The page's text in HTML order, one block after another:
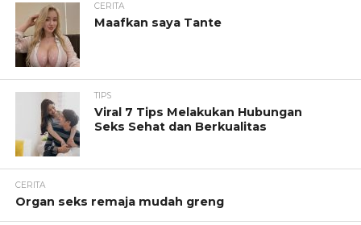
CERITA
Maafkan saya Tante
TIPS
Viral 7 Tips Melakukan Hubungan
Seks Sehat dan Berkualitas
CERITA
Organ seks remaja mudah greng